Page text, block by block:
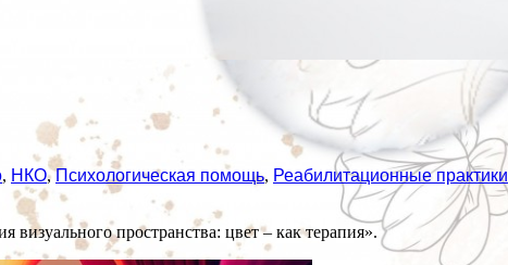
, НКО,Психологическая помощь, Реабилитационные практики
пространства: цвет – как терапия».